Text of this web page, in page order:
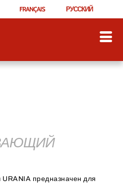
FRANÇAIS РУССКИЙ
предназначен для